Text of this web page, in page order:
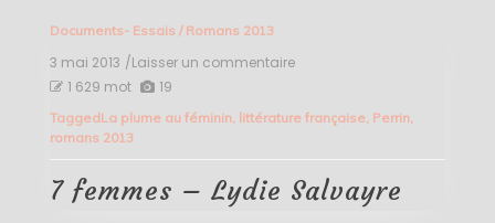
Documents- Essais / Romans 2013
3 mai 2013 /Laisser un commentaireon
–
1 629 mot 19
TaggedLa plume au féminin, littérature française, Perrin,
romans 2013
7 femmes – Lydie Salvayre